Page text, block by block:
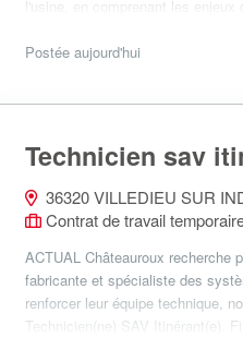
l'usine, en comprenant les enjeux
Postée aujourd'hui
Technicien sav
36320 VILLEDIEU SUR
Contrat de travail
ACTUAL Châteauroux recherche
fabricante et spécialiste des
renforcer leur équipe technique,
Technicien(ne) SAV Itinérant(e).